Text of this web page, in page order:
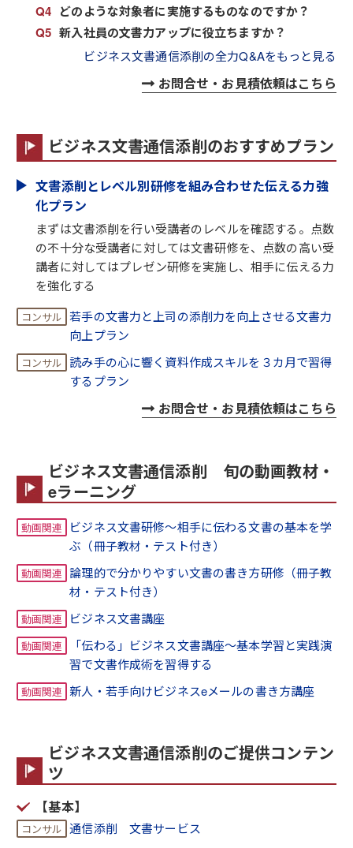
どのような対象者に実施するものなのですか？
新入社員の文書力アップに役立ちますか？
ビジネス文書通信添削の全力Q&Aをもっと見る
お問合せ・お見積依頼はこちら
ビジネス文書通信添削のおすすめプラン
文書添削とレベル別研修を組み合わせた伝える力強
化プラン
まずは文書添削を行い受講者のレベルを確認する。点数
の不十分な受講者に対しては文書研修を、点数の高い受
講者に対してはプレゼン研修を実施し、相手に伝える力
を強化する
若手の文書力と上司の添削力を向上させる文書力
向上プラン
読み手の心に響く資料作成スキルを３カ月で習得
するプラン
お問合せ・お見積依頼はこちら
ビジネス文書通信添削 旬の動画教材・
eラーニング
ビジネス文書研修～相手に伝わる文書の基本を学
ぶ（冊子教材・テスト付き）
論理的で分かりやすい文書の書き方研修（冊子教
材・テスト付き）
ビジネス文書講座
「伝わる」ビジネス文書講座～基本学習と実践演
習で文書作成術を習得する
新人・若手向けビジネスeメールの書き方講座
ビジネス文書通信添削のご提供コンテン
ツ
【基本】
通信添削 文書サービス